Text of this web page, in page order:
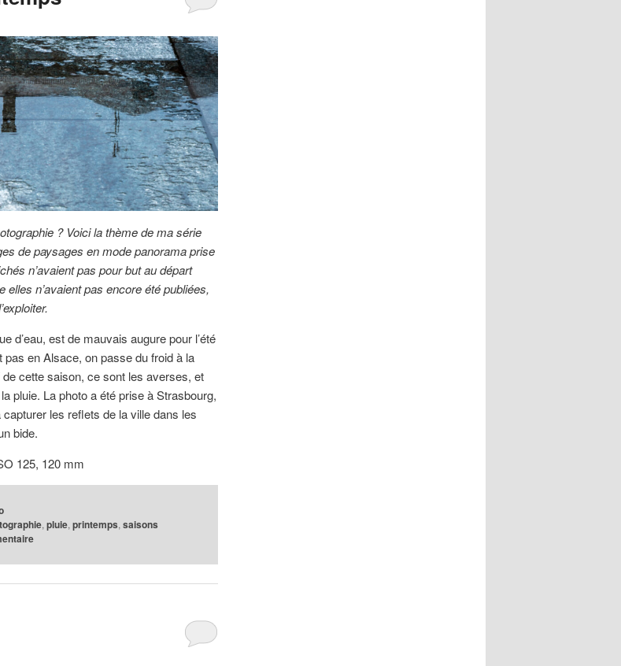
? Voici la thème de ma série
de paysages en mode panorama prise
n’avaient pas pour but au départ
n’avaient pas encore été publiées,
d’eau, est de mauvais augure pour l’été
en Alsace, on passe du froid à la
cette saison, ce sont les averses, et
pluie. La photo a été prise à Strasbourg,
les reflets de la ville dans les
bide.
125, 120 mm
,pluie,printemps,saisons